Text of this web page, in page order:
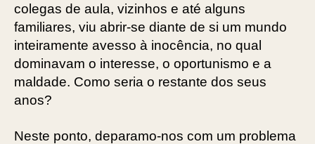
colegas de aula, vizinhos e até alguns
familiares, viu abrir-se diante de si um mundo
inteiramente avesso à inocência, no qual
dominavam o interesse, o oportunismo e a
maldade. Como seria o restante dos seus
anos?
Neste ponto, deparamo-nos com um problema